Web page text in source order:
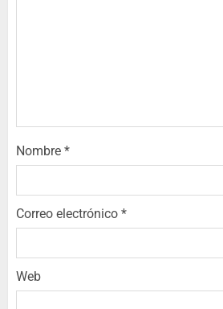
Nombre *
Correo electrónico *
Web